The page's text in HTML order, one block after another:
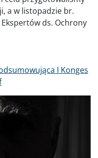
a w listopadzie br.
Ekspertów ds. Ochrony
I Konges